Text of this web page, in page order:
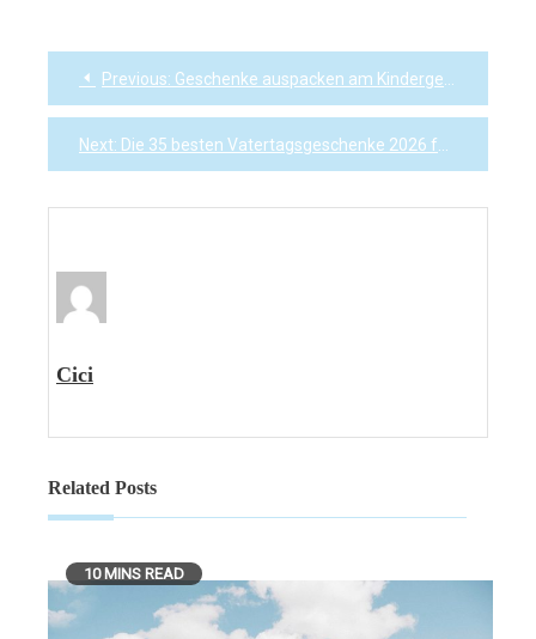
Post
navigation
Previous: Geschenke auspacken am Kindergeburtstag: Ideen für koordinierte Spiele
Next: Die 35 besten Vatertagsgeschenke 2026 für eine absolut unvergessliche Überraschung
Cici
Related Posts
10 MINS READ